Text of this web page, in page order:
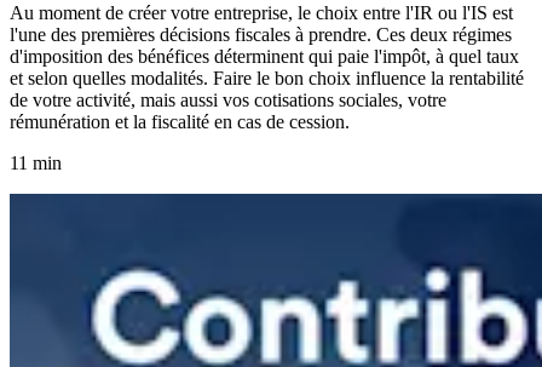
Au moment de créer votre entreprise, le choix entre l'IR ou l'IS est
l'une des premières décisions fiscales à prendre. Ces deux régimes
d'imposition des bénéfices déterminent qui paie l'impôt, à quel taux
et selon quelles modalités. Faire le bon choix influence la rentabilité
de votre activité, mais aussi vos cotisations sociales, votre
rémunération et la fiscalité en cas de cession.
11 min